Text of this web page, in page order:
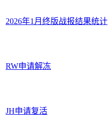
2026年1月终版战报结果统计
RW申请解冻
JH申请复活